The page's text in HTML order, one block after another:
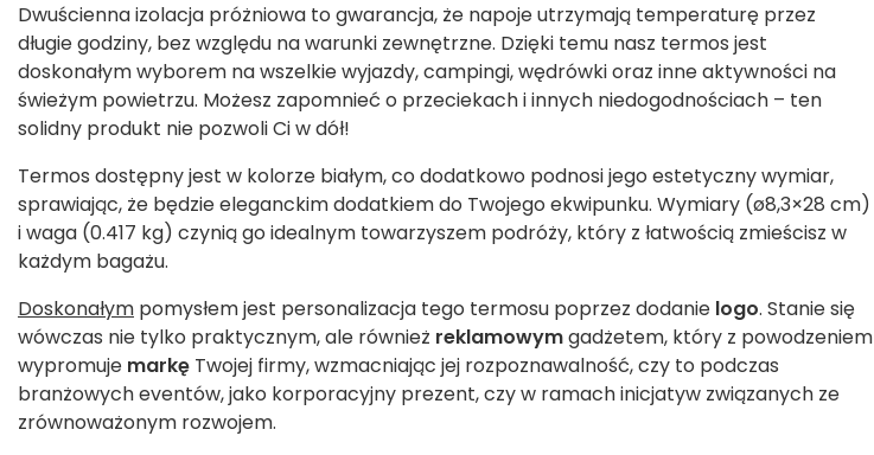
Dwuścienna izolacja próżniowa to gwarancja, że napoje utrzymają temperaturę przez
długie godziny, bez względu na warunki zewnętrzne. Dzięki temu nasz termos jest
doskonałym wyborem na wszelkie wyjazdy, campingi, wędrówki oraz inne aktywności na
świeżym powietrzu. Możesz zapomnieć o przeciekach i innych niedogodnościach – ten
solidny produkt nie pozwoli Ci w dół!
Termos dostępny jest w kolorze białym, co dodatkowo podnosi jego estetyczny wymiar,
sprawiając, że będzie eleganckim dodatkiem do Twojego ekwipunku. Wymiary (ø8,3×28 cm)
i waga (0.417 kg) czynią go idealnym towarzyszem podróży, który z łatwością zmieścisz w
każdym bagażu.
Doskonałym pomysłem jest personalizacja tego termosu poprzez dodanie logo. Stanie się
wówczas nie tylko praktycznym, ale również reklamowymgadżetem, który z powodzeniem
wypromuje markę Twojej firmy, wzmacniając jej rozpoznawalność, czy to podczas
branżowych eventów, jako korporacyjny prezent, czy w ramach inicjatyw związanych ze
zrównoważonym rozwojem.